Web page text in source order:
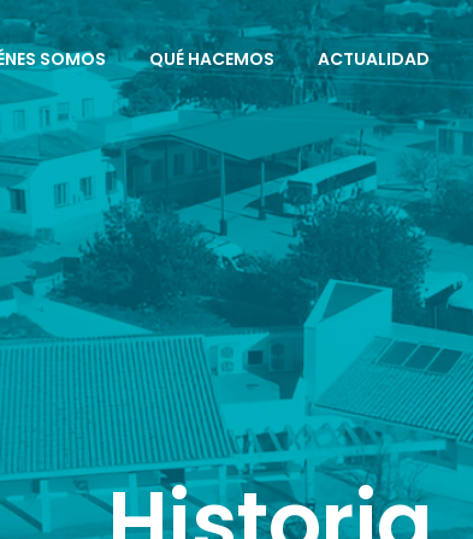
SOMOS QUÉ HACEMOS ACTUALIDAD